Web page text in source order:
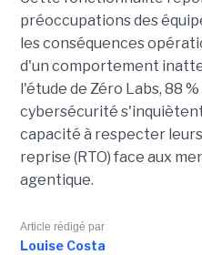
préoccupations des
les conséquences
d'un comportement
l'étude de Zéro Labs, 88
cybersécurité
capacité à respecter
reprise (RTO) face aux
agentique.
Article rédigé par
Louise Costa